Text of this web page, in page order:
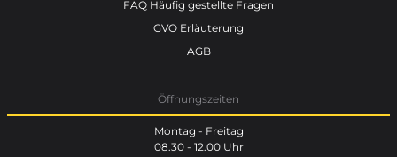
FAQ Häufig gestellte Fragen
GVO Erläuterung
AGB
Öffnungszeiten
Montag - Freitag
08.30 - 12.00 Uhr